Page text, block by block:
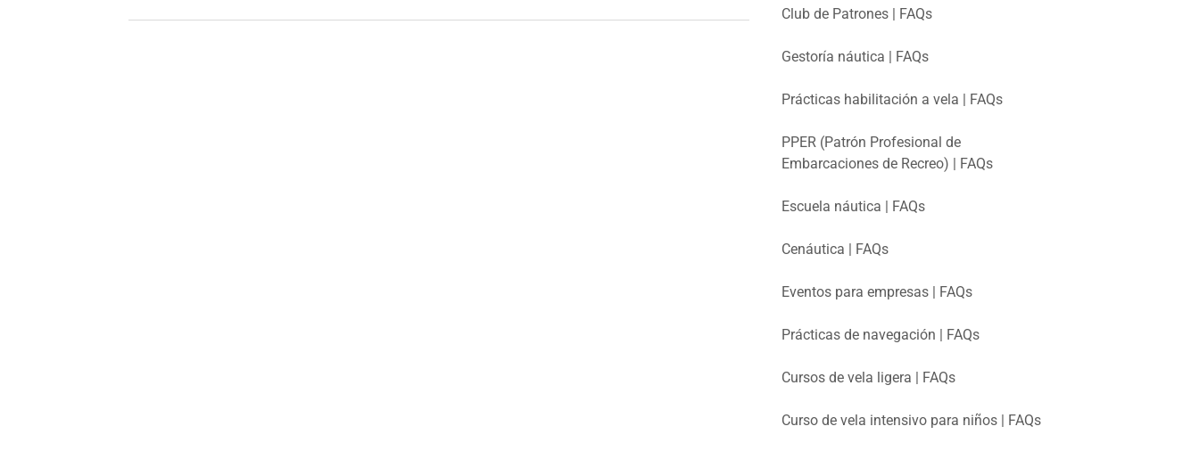
Club de Patrones | FAQs
Gestoría náutica | FAQs
Prácticas habilitación a vela | FAQs
PPER (Patrón Profesional de
Embarcaciones de Recreo) | FAQs
Escuela náutica | FAQs
Cenáutica | FAQs
Eventos para empresas | FAQs
Prácticas de navegación | FAQs
Cursos de vela ligera | FAQs
Curso de vela intensivo para niños | FAQs